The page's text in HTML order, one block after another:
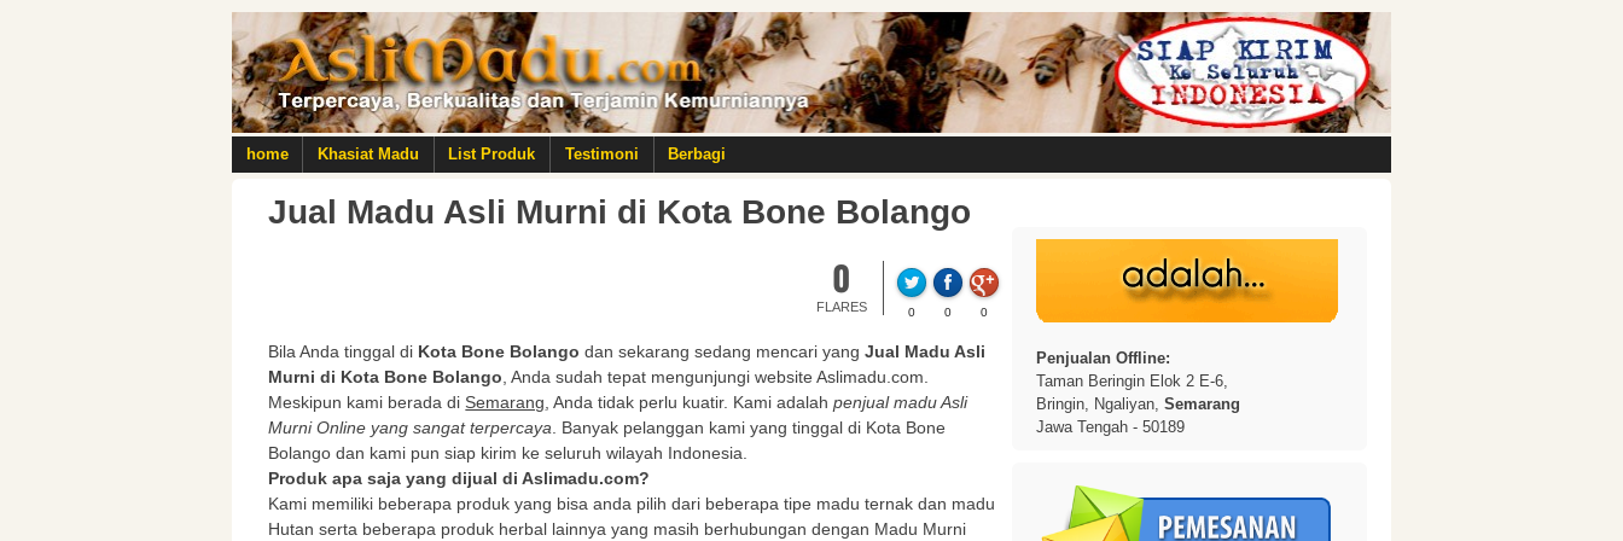
home Khasiat Madu List Produk Testimoni Berbagi
Jual Madu Asli Murni di Kota Bone Bolango
0
FLARES 0 0 0
Bila Anda tinggal di Kota Bone Bolango dan sekarang sedang mencari yangJual Madu Asli
Murni di Kota Bone Bolango , Anda sudah tepat mengunjungi website Aslimadu.com.
Meskipun kami berada di Semarang , Anda tidak perlu kuatir. Kami adalahpenjual madu Asli
Murni Online yang sangat terpercaya . Banyak pelanggan kami yang tinggal di Kota Bone
Bolango dan kami pun siap kirim ke seluruh wilayah Indonesia.
Produk apa saja yang dijual di Aslimadu.com?
Kami memiliki beberapa produk yang bisa anda pilih dari beberapa tipe madu ternak dan madu
Hutan serta beberapa produk herbal lainnya yang masih berhubungan dengan Madu Murni
Penjualan Offline:
Taman Beringin Elok 2 E-6,
Bringin, Ngaliyan,Semarang
Jawa Tengah - 50189